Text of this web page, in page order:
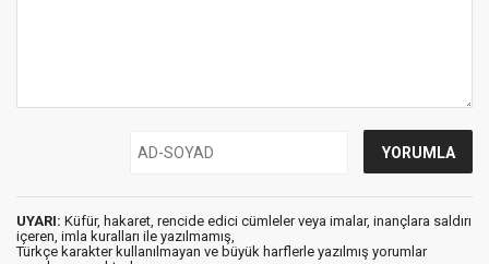
UYARI: Küfür, hakaret, rencide edici cümleler veya imalar, inançlara saldırı
içeren, imla kuralları ile yazılmamış,
Türkçe karakter kullanılmayan ve büyük harflerle yazılmış yorumlar